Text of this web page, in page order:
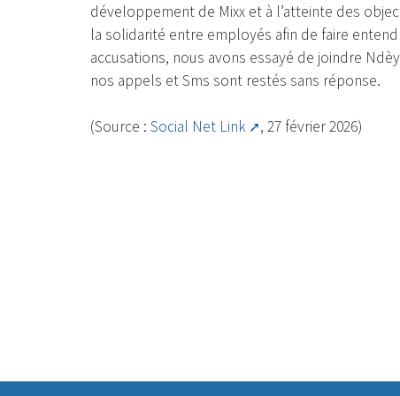
développement de Mixx et à l’atteinte des
la solidarité entre employés afin de faire
accusations, nous avons essayé de joindre
nos appels et Sms sont restés sans réponse.
(Source : Social Net Link , 27 février 2026)